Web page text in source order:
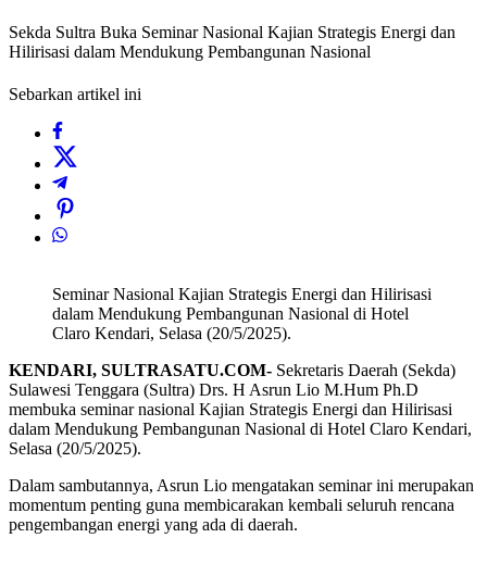
Sekda Sultra Buka Seminar Nasional Kajian Strategis Energi dan
Hilirisasi dalam Mendukung Pembangunan Nasional
Sebarkan artikel ini
Seminar Nasional Kajian Strategis Energi dan Hilirisasi
dalam Mendukung Pembangunan Nasional di Hotel
Claro Kendari, Selasa (20/5/2025).
KENDARI, SULTRASATU.COM- Sekretaris Daerah (Sekda)
Sulawesi Tenggara (Sultra) Drs. H Asrun Lio M.Hum Ph.D
membuka seminar nasional Kajian Strategis Energi dan Hilirisasi
dalam Mendukung Pembangunan Nasional di Hotel Claro Kendari,
Selasa (20/5/2025).
Dalam sambutannya, Asrun Lio mengatakan seminar ini merupakan
momentum penting guna membicarakan kembali seluruh rencana
pengembangan energi yang ada di daerah.